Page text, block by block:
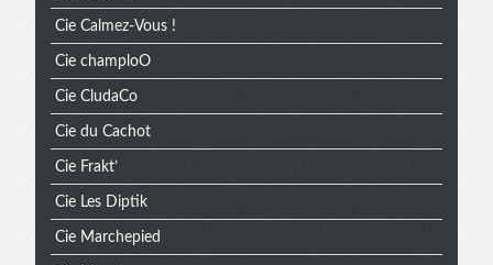
Cie Calmez-Vous !
Cie champloO
Cie CludaCo
Cie du Cachot
Cie Frakt’
Cie Les Diptik
Cie Marchepied